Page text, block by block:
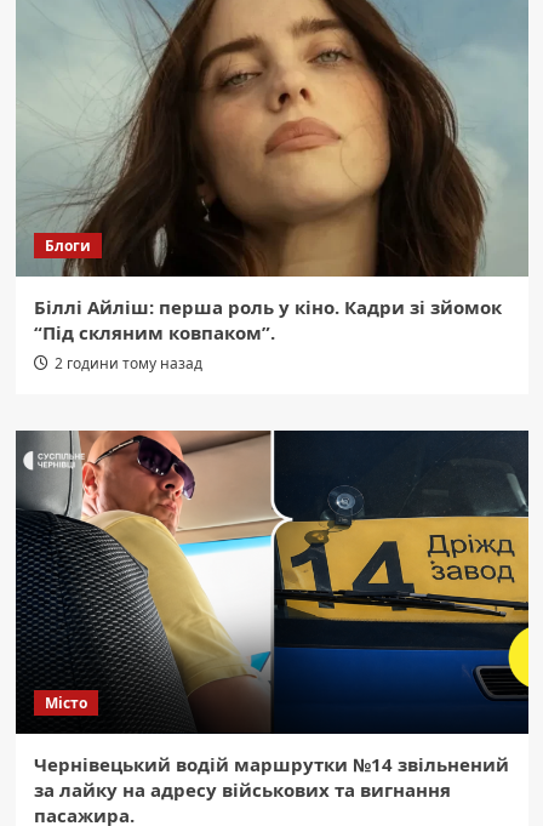
Блоги
Біллі Айліш: перша роль у кіно. Кадри зі зйомок
“Під скляним ковпаком”.
2 години тому назад
Місто
Чернівецький водій маршрутки №14 звільнений
за лайку на адресу військових та вигнання
пасажира.